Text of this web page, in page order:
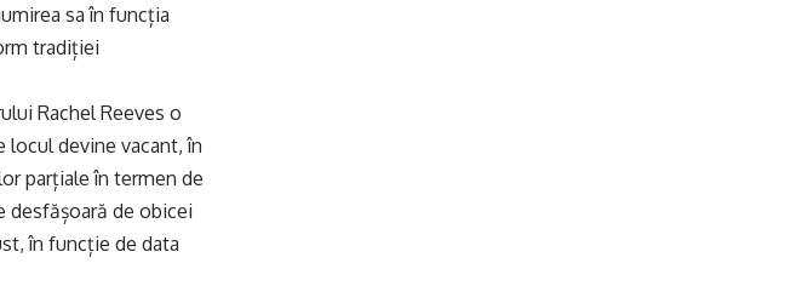
sa în funcția
tradiției
Rachel Reeves o
locul devine vacant, în
parțiale în termen de
desfășoară de obicei
în funcție de data